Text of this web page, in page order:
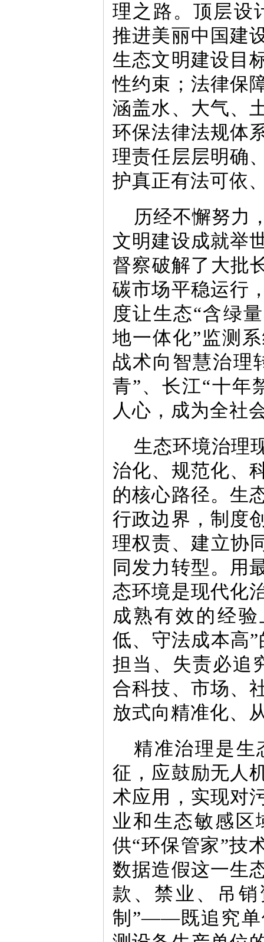
理之路。顶层设
推进美丽中国建
生态文明建设目
性约束；法律保
涵盖水、大气、
环保法律法规体
理责任层层明确
护真正有法可依
历经不懈努力
文明建设成就举
督察破解了大批
碳市场平稳运行
度让生态“含绿
地一体化”监测
战术向智慧治理
青”、长江“十年
人心，成为全社
生态环境治理
治化、规范化、
的核心路径。生
行政边界，制度
理权责、建立协
同发力转型。用
态环境是现代化
成熟有效的经
低、守法成本高
担当、失责必追
合科技、市场、
放式向精准化、
精准治理是生
征，应鼓励无人
术应用，实现对
业和生态敏感区
供“环保管家”技
数据造假这一生
款、禁业、吊
制”——既追究单